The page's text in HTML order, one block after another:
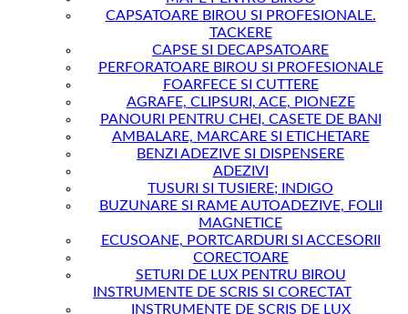
CAPSATOARE BIROU SI PROFESIONALE.
TACKERE
CAPSE SI DECAPSATOARE
PERFORATOARE BIROU SI PROFESIONALE
FOARFECE SI CUTTERE
AGRAFE, CLIPSURI, ACE, PIONEZE
PANOURI PENTRU CHEI, CASETE DE BANI
AMBALARE, MARCARE SI ETICHETARE
BENZI ADEZIVE SI DISPENSERE
ADEZIVI
TUSURI SI TUSIERE; INDIGO
BUZUNARE SI RAME AUTOADEZIVE, FOLII
MAGNETICE
ECUSOANE, PORTCARDURI SI ACCESORII
CORECTOARE
SETURI DE LUX PENTRU BIROU
INSTRUMENTE DE SCRIS SI CORECTAT
INSTRUMENTE DE SCRIS DE LUX